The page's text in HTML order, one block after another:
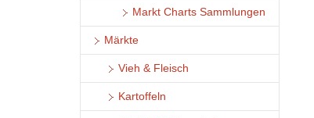
Markt Charts Sammlungen
Märkte
Vieh & Fleisch
Kartoffeln